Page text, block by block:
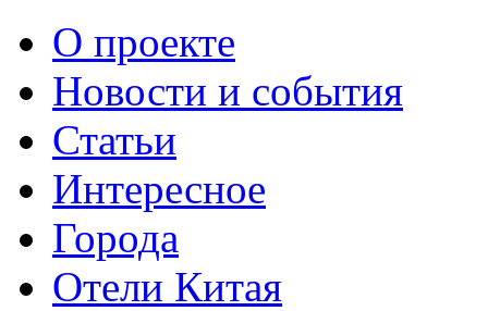
О проекте
Новости и события
Статьи
Интересное
Города
Отели Китая